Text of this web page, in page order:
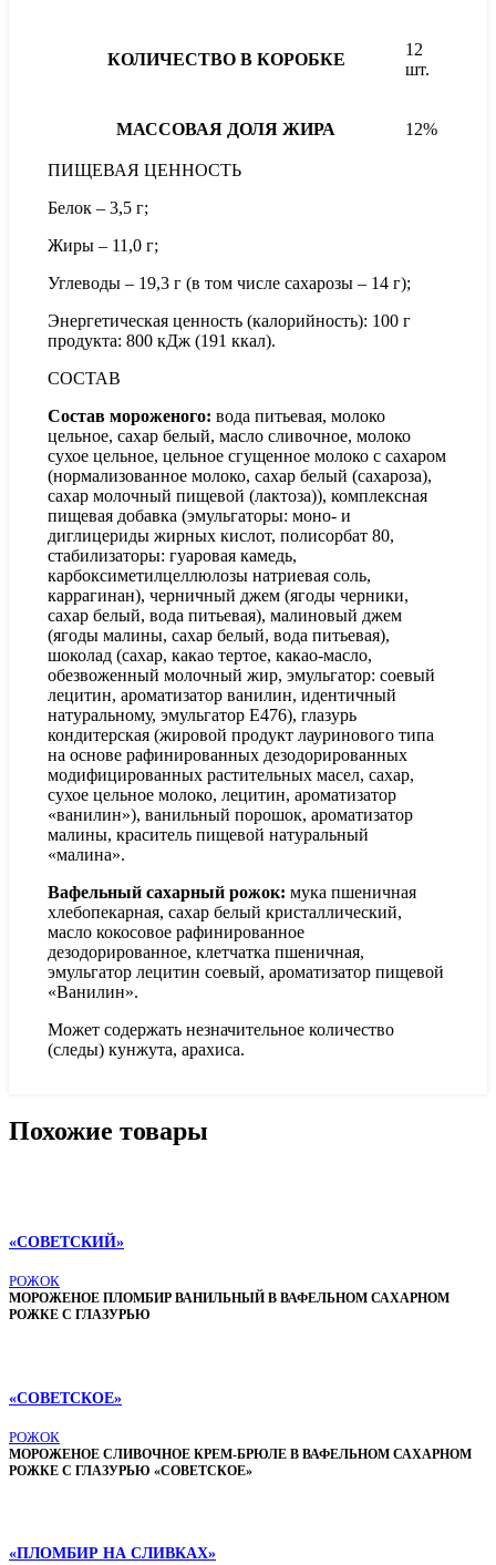
КОЛИЧЕСТВО В КОРОБКЕ
12
шт.
МАССОВАЯ ДОЛЯ ЖИРА 12%
ПИЩЕВАЯ ЦЕННОСТЬ
Белок – 3,5 г;
Жиры – 11,0 г;
Углеводы – 19,3 г (в том числе сахарозы – 14 г);
Энергетическая ценность (калорийность): 100 г
продукта: 800 кДж (191 ккал).
СОСТАВ
Состав мороженого: вода питьевая, молоко
цельное, сахар белый, масло сливочное, молоко
сухое цельное, цельное сгущенное молоко с сахаром
(нормализованное молоко, сахар белый (сахароза),
сахар молочный пищевой (лактоза)), комплексная
пищевая добавка (эмульгаторы: моно- и
диглицериды жирных кислот, полисорбат 80,
стабилизаторы: гуаровая камедь,
карбоксиметилцеллюлозы натриевая соль,
каррагинан), черничный джем (ягоды черники,
сахар белый, вода питьевая), малиновый джем
(ягоды малины, сахар белый, вода питьевая),
шоколад (сахар, какао тертое, какао-масло,
обезвоженный молочный жир, эмульгатор: соевый
лецитин, ароматизатор ванилин, идентичный
натуральному, эмульгатор Е476), глазурь
кондитерская (жировой продукт лауринового типа
на основе рафинированных дезодорированных
модифицированных растительных масел, сахар,
сухое цельное молоко, лецитин, ароматизатор
«ванилин»), ванильный порошок, ароматизатор
малины, краситель пищевой натуральный
«малина».
Вафельный сахарный рожок: мука пшеничная
хлебопекарная, сахар белый кристаллический,
масло кокосовое рафинированное
дезодорированное, клетчатка пшеничная,
эмульгатор лецитин соевый, ароматизатор пищевой
«Ванилин».
Может содержать незначительное количество
(следы) кунжута, арахиса.
Похожие товары
«СОВЕТСКИЙ»
РОЖОК
МОРОЖЕНОЕ ПЛОМБИР ВАНИЛЬНЫЙ В ВАФЕЛЬНОМ САХАРНОМ
РОЖКЕ С ГЛАЗУРЬЮ
«СОВЕТСКОЕ»
РОЖОК
МОРОЖЕНОЕ СЛИВОЧНОЕ КРЕМ-БРЮЛЕ В ВАФЕЛЬНОМ САХАРНОМ
РОЖКЕ С ГЛАЗУРЬЮ «СОВЕТСКОЕ»
«ПЛОМБИР НА СЛИВКАХ»